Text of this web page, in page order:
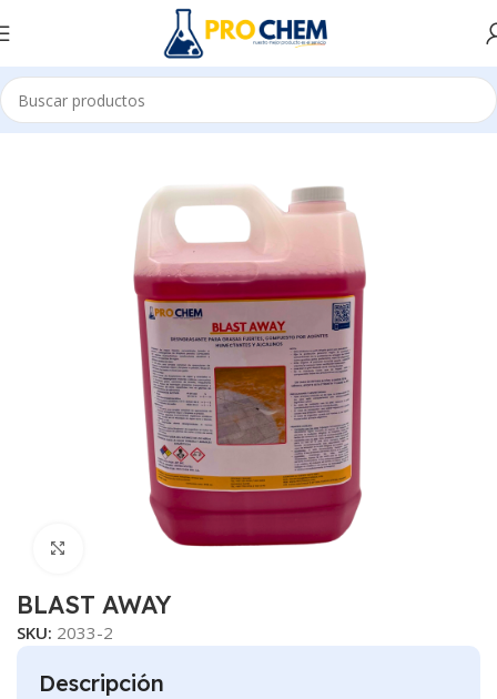
Y DESINCRUSTANTES REMOVEDORES DE CEMENTO Y CAL
Clic para ampliar
BLAST AWAY
SKU: 2033-2
Descripción